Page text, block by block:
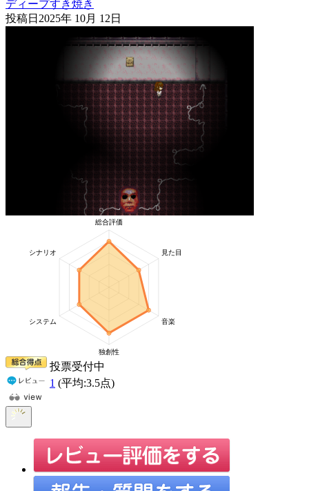
ディープすき焼き
投稿日 2025年 10月 12日
投票受付中
1 (平均:3.5点)